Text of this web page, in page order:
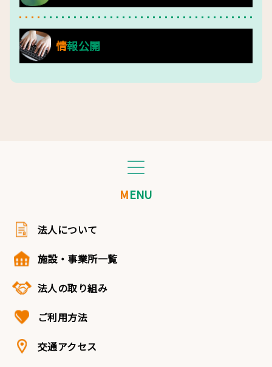
情報公開
MENU
法人について
施設・事業所一覧
法人の取り組み
ご利用方法
交通アクセス